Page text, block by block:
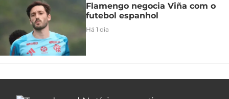
Flamengo negocia Viña com o
futebol espanhol
Há 1 dia